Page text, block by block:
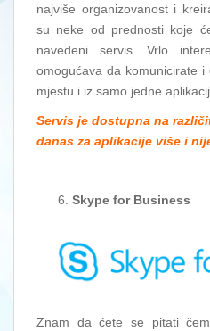
najviše organizovanost i
su neke od prednosti koje
navedeni servis. Vrlo
omogućava da komunicirate
mjestu i iz samo jedne
Servis je dostupna na
danas za aplikacije više i
Skype for Business
Znam da ćete se pitati